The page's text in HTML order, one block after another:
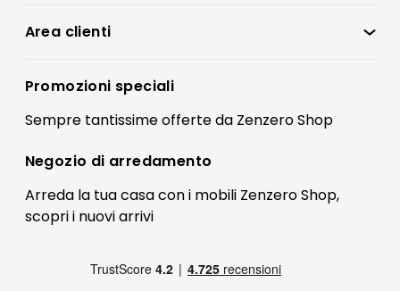
Condizioni di vendita
Preferenze Cookies
Termini e condizioni
Contatti
FAQ
Pagamenti
Area clienti
Registrati
Il mio account
Promozioni speciali
Sempre tantissimeofferteda Zenzero Shop
Negozio di arredamento
Arreda la tua casa con i mobili Zenzero Shop,
scopri i nuovi arrivi